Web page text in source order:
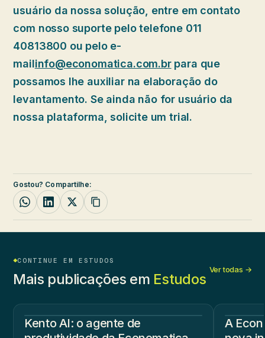
usuário da nossa solução, entre em contato
com nosso suporte pelo telefone 011
40813800 ou pelo e-
mailinfo@economatica.com.brpara que
possamos lhe auxiliar na elaboração do
levantamento. Se ainda não for usuário da
nossa plataforma, solicite um trial.
Gostou? Compartilhe:
CONTINUE EM ESTUDOS
Mais publicações em Estudos
Ver todas →
Kento AI: o agente de
A